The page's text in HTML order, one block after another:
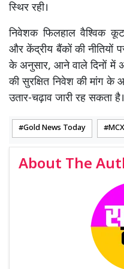
स्थिर रही।
निवेशक फिलहाल वैश्विक
और केंद्रीय बैंकों की नीतियों
के अनुसार, आने वाले दिनों में
की सुरक्षित निवेश की मांग के
उतार-चढ़ाव जारी रह
Gold News Today
About The